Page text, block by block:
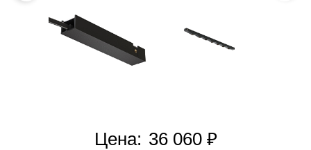
Цена: 36 060 ₽